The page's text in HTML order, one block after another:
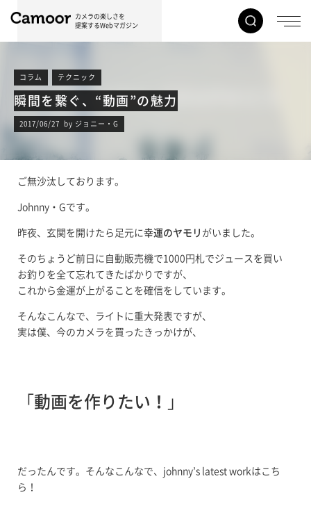
カメラの楽しさを
提案するWebマガジン
コラム テクニック
瞬間を繋ぐ、“動画”の魅力
2017/06/27 by ジョニー・G
ご無沙汰しております。
Johnny・Gです。
昨夜、玄関を開けたら足元に幸運のヤモリ がいました。
そのちょうど前日に自動販売機で1000円札でジュースを買い
お釣りを全て忘れてきたばかりですが、
これから金運が上がることを確信をしています。
そんなこんなで、ライトに重大発表ですが、
実は僕、今のカメラを買ったきっかけが、
「 動画を作りたい！ 」
だったんです。そんなこんなで、johnny’s latest workはこち
ら！